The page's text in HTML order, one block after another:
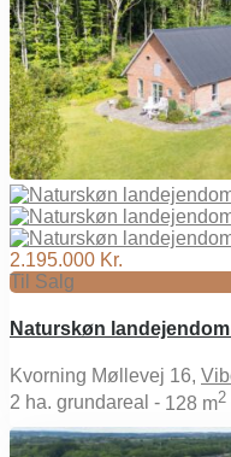
2.195.000 Kr.
Til Salg
Naturskøn
Kvorning Møllevej 16,
2 ha. grundareal - 128 m2